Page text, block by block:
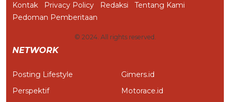
Kontak Privacy Policy Redaksi
Tentang Kami
Pedoman Pemberitaan
© 2024. All rights reserved.
NETWORK
Posting Lifestyle
Perspektif
Gimers.id
Motorace.id